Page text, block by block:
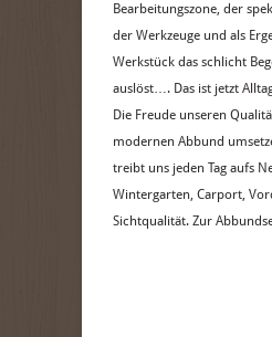
Bearbeitungszone, der
der Werkzeuge und als
Werkstück das schlicht
auslöst…. Das ist jetzt
Die Freude unseren
modernen Abbund
treibt uns jeden Tag aufs
Wintergarten, Carport,
Sichtqualität. Zur